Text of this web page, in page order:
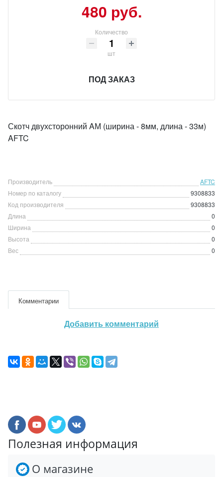
480 руб.
Количество
шт
ПОД ЗАКАЗ
Скотч двухсторонний AМ (ширина - 8мм, длина - 33м)
AFTC
Производитель
AFTC
Номер по каталогу
9308833
Код производителя
9308833
Длина
0
Ширина
0
Высота
0
Вес
0
Комментарии
Добавить комментарий
Полезная информация
О магазине